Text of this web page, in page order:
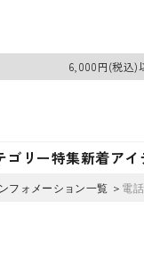
6,000円(税込)
ゴリー特集新着アイ
フォメーション一覧 ＞ 電